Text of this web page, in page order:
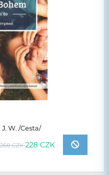
W. /Cesta/
268 CZK228 CZK